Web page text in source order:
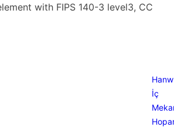
İç
with FIPS 140-3 level3, CC